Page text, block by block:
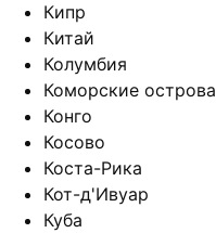
Кипр
Китай
Колумбия
Коморские острова
Конго
Косово
Коста-Рика
Кот-д'Ивуар
Куба